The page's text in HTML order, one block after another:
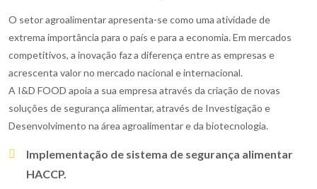
O setor agroalimentar apresenta-se como uma atividade de
extrema importância para o país e para a economia. Em mercados
competitivos, a inovação faz a diferença entre as empresas e
acrescenta valor no mercado nacional e internacional.
A I&D FOOD apoia a sua empresa através da criação de novas
soluções de segurança alimentar, através de Investigação e
Desenvolvimento na área agroalimentar e da biotecnologia.
Implementação de sistema de segurança alimentar
HACCP.